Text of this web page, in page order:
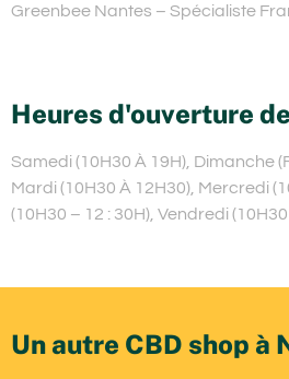
Greenbee Nantes – Spécialiste
Heures d'ouverture
Samedi (10H30 À 19H), Dimanche
Mardi (10H30 À 12H30), Mercredi
(10H30 – 12 : 30H), Vendredi
Un autre CBD shop à